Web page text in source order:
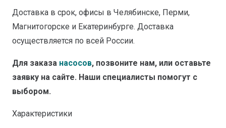
Доставка в срок, офисы в Челябинске, Перми,
Магнитогорске и Екатеринбурге. Доставка
осуществляется по всей России.
Для заказа насосов, позвоните нам, или оставьте
заявку на сайте. Наши специалисты помогут с
выбором.
Характеристики